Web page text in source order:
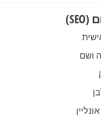
ושם